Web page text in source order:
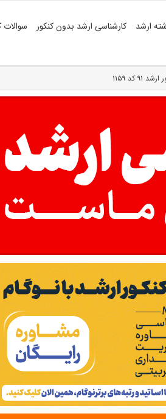
ارشد کارشناسی ارشد بدون کنکور سوالات
۱۱۵۹